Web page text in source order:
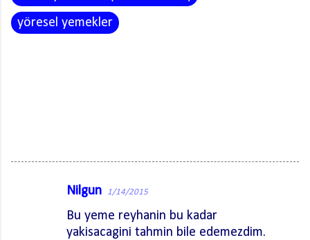
yöresel yemekler
Nilgun 1/14/2015
Bu yeme reyhanin bu kadar
yakisacagini tahmin bile edemezdim.